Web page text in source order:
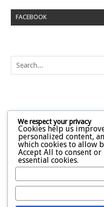
FACEBOOK
We respect your privacy
Cookies help us
personalized content,
which cookies to allow
Accept All to consent or
essential cookies.